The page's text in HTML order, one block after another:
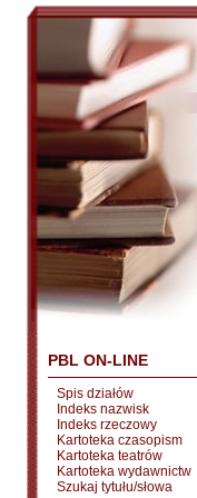
PBL ON-LINE
Spis działów
Indeks nazwisk
Indeks rzeczowy
Kartoteka czasopism
Kartoteka teatrów
Kartoteka wydawnictw
Szukaj tytułu/słowa